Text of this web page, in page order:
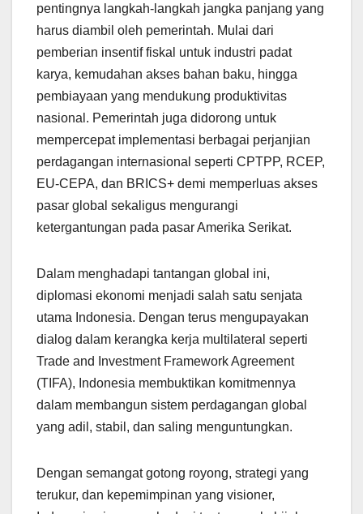
pentingnya langkah-langkah jangka panjang yang
harus diambil oleh pemerintah. Mulai dari
pemberian insentif fiskal untuk industri padat
karya, kemudahan akses bahan baku, hingga
pembiayaan yang mendukung produktivitas
nasional. Pemerintah juga didorong untuk
mempercepat implementasi berbagai perjanjian
perdagangan internasional seperti CPTPP, RCEP,
EU-CEPA, dan BRICS+ demi memperluas akses
pasar global sekaligus mengurangi
ketergantungan pada pasar Amerika Serikat.
Dalam menghadapi tantangan global ini,
diplomasi ekonomi menjadi salah satu senjata
utama Indonesia. Dengan terus mengupayakan
dialog dalam kerangka kerja multilateral seperti
Trade and Investment Framework Agreement
(TIFA), Indonesia membuktikan komitmennya
dalam membangun sistem perdagangan global
yang adil, stabil, dan saling menguntungkan.
Dengan semangat gotong royong, strategi yang
terukur, dan kepemimpinan yang visioner,